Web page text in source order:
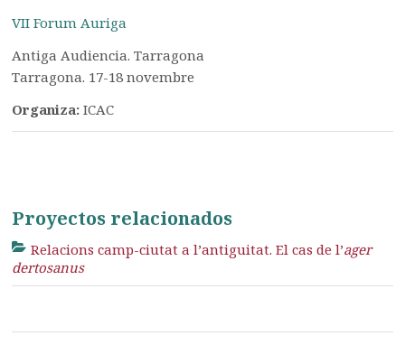
VII Forum Auriga
Antiga Audiencia. Tarragona
Tarragona. 17-18 novembre
Organiza:ICAC
Proyectos relacionados
Relacions camp-ciutat a l’antiguitat. El cas de l’ager
dertosanus